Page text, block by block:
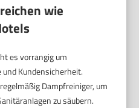
wie
es vorrangig um
und Kundensicherheit.
Dampfreiniger, um
zu säubern.